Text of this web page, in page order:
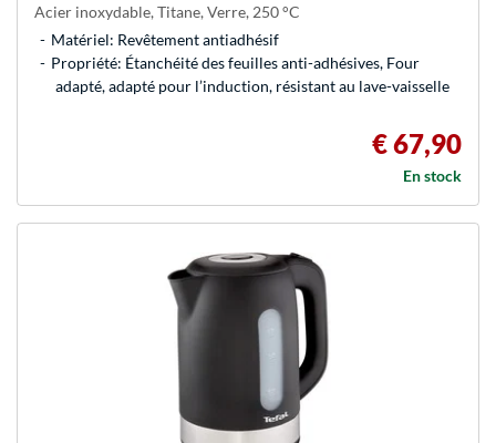
Acier inoxydable, Titane, Verre, 250 °C
Matériel: Revêtement antiadhésif
Propriété: Étanchéité des feuilles anti-adhésives, Four
adapté, adapté pour l’induction, résistant au lave-vaisselle
€ 67,90
En stock